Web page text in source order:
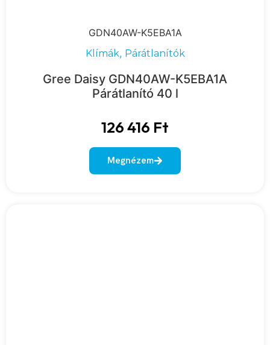
GDN40AW-K5EBA1A
Klímák, Párátlanítók
Gree Daisy GDN40AW-K5EBA1A
Párátlanító 40 l
126 416 Ft
Megnézem